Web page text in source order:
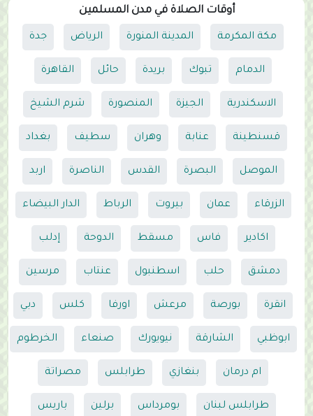
أوقات الصلاة في مدن المسلمين
مكة المكرمة المدينة المنورة الرياض جدة
الدمام تبوك بريدة حائل القاهرة
الاسكندرية الجيزة المنصورة شرم الشيخ
قسنطينة عنابة وهران سطيف بغداد
الموصل البصرة القدس الناصرة اربد
الزرقاء عمان بيروت الرباط الدار البيضاء
اكادير فاس مسقط الدوحة إدلب
دمشق حلب اسطنبول عنتاب مرسين
انقرة بورصة مرعش اورفا كلس دبي
ابوظبي الشارقة نيويورك صنعاء الخرطوم
ام درمان بنغازي طرابلس مصراتة
طرابلس لبنان بومرداس برلين باريس